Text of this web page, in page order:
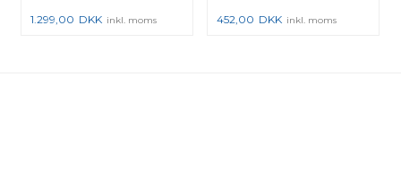
1.299,00 DKK inkl. moms 452,00 DKK inkl. moms